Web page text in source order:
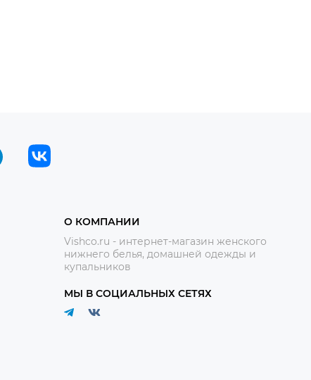
О КОМПАНИИ
Vishco.ru - интернет-магазин женского
нижнего белья, домашней одежды и
купальников
МЫ В СОЦИАЛЬНЫХ СЕТЯХ